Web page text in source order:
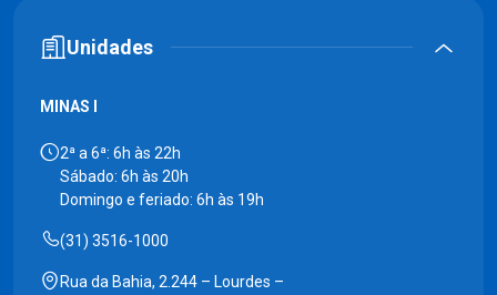
Unidades
MINAS I
2ª a 6ª: 6h às 22h
Sábado: 6h às 20h
Domingo e feriado: 6h às 19h
(31) 3516-1000
Rua da Bahia, 2.244 – Lourdes –